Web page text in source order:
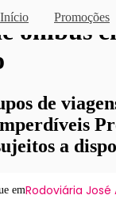
Início Promoções
ônibus
de
a
emRodoviária José